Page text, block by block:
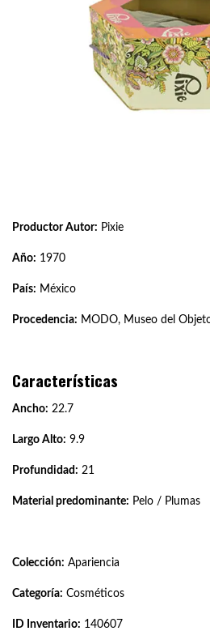
Productor Autor: Pixie
Año: 1970
País: México
Procedencia: MODO, Museo del
Características
Ancho: 22.7
Largo Alto: 9.9
Profundidad: 21
Material predominante: Pelo / Plumas
Colección: Apariencia
Categoría: Cosméticos
ID Inventario: 140607